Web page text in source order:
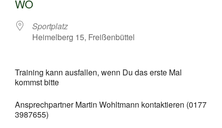
WO
Sportplatz
Heimelberg 15, Freißenbüttel
Training kann ausfallen, wenn Du das erste Mal
kommst bitte
Ansprechpartner Martin Wohltmann kontaktieren (0177
3987655)